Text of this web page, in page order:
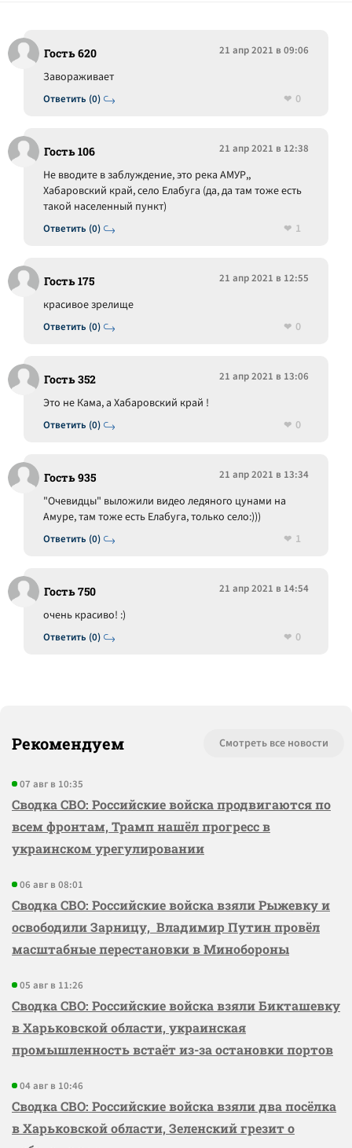
Гость 620 21 апр 2021 в 09:06
Ответить (0)
Завораживает
0
Гость 106 21 апр 2021 в 12:38
Ответить (0)
Не вводите в заблуждение, это река АМУР,,
Хабаровский край, село Елабуга (да, да там тоже есть
такой населенный пункт)
1
Гость 175 21 апр 2021 в 12:55
Ответить (0)
красивое зрелище
0
Гость 352 21 апр 2021 в 13:06
Ответить (0)
Это не Кама, а Хабаровский край !
0
Гость 935 21 апр 2021 в 13:34
Ответить (0)
"Очевидцы" выложили видео ледяного цунами на
Амуре, там тоже есть Елабуга, только село:)))
1
Гость 750 21 апр 2021 в 14:54
Ответить (0)
очень красиво! :)
0
Рекомендуем Смотреть все новости
07 авг в 10:35
Сводка СВО: Российские войска продвигаются по
всем фронтам, Трамп нашёл прогресс в
украинском урегулировании
06 авг в 08:01
Сводка СВО: Российские войска взяли Рыжевку и
освободили Зарницу, Владимир Путин провёл
масштабные перестановки в Минобороны
05 авг в 11:26
Сводка СВО: Российские войска взяли Бикташевку
в Харьковской области, украинская
промышленность встаёт из-за остановки портов
04 авг в 10:46
Сводка СВО: Российские войска взяли два посёлка
в Харьковской области, Зеленский грезит о